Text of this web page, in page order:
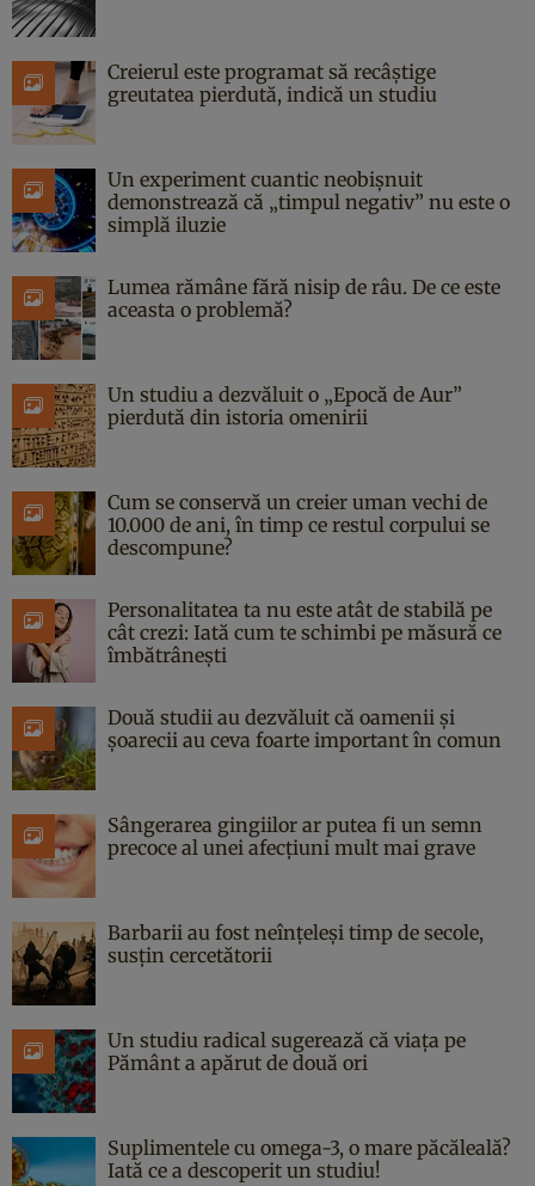
Creierul este programat să recâștige
greutatea pierdută, indică un studiu
Un experiment cuantic neobișnuit
demonstrează că „timpul negativ” nu este o
simplă iluzie
Lumea rămâne fără nisip de râu. De ce este
aceasta o problemă?
Un studiu a dezvăluit o „Epocă de Aur”
pierdută din istoria omenirii
Cum se conservă un creier uman vechi de
10.000 de ani, în timp ce restul corpului se
descompune?
Personalitatea ta nu este atât de stabilă pe
cât crezi: Iată cum te schimbi pe măsură ce
îmbătrânești
Două studii au dezvăluit că oamenii și
șoarecii au ceva foarte important în comun
Sângerarea gingiilor ar putea fi un semn
precoce al unei afecțiuni mult mai grave
Barbarii au fost neînțeleși timp de secole,
susțin cercetătorii
Un studiu radical sugerează că viața pe
Pământ a apărut de două ori
Suplimentele cu omega-3, o mare păcăleală?
Iată ce a descoperit un studiu!